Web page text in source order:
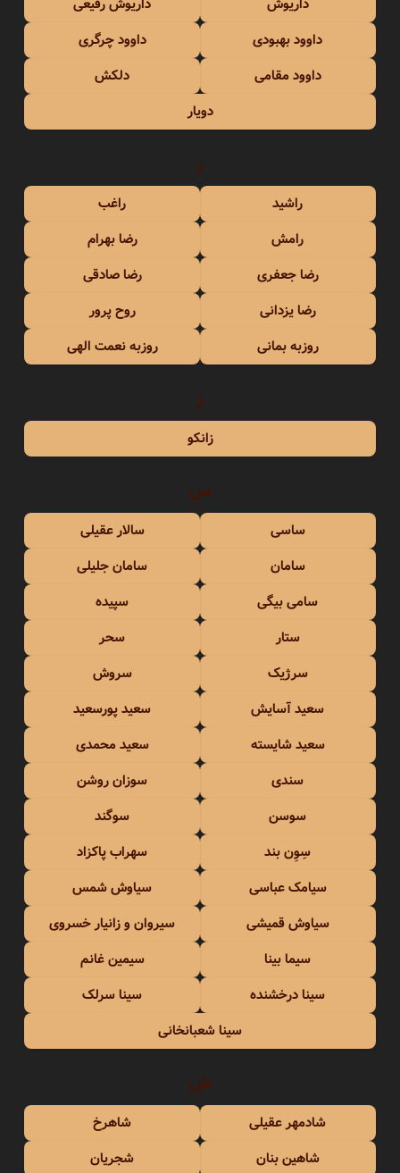
داوود بهبودی
داوود چرگری
داوود مقامی
دلکش
دویار
ر
راشید
راغب
رامش
رضا بهرام
رضا جعفری
رضا صادقی
رضا یزدانی
روح پرور
روزبه بمانی
روزبه نعمت الهی
ز
زانکو
س
ساسی
سالار عقیلی
سامان
سامان جلیلی
سامی بیگی
سپیده
ستار
سحر
سرژیک
سروش
سعید آسایش
سعید پورسعید
سعید شایسته
سعید محمدی
سندی
سوزان روشن
سوسن
سوگند
سِوِن بند
سهراب پاکزاد
سیامک عباسی
سیاوش شمس
سیاوش قمیشی
سیروان و زانیار خسروی
سیما بینا
سیمین غانم
سینا درخشنده
سینا سرلک
سینا شعبانخانی
ش
شادمهر عقیلی
شاهرخ
شاهین بنان
شجریان